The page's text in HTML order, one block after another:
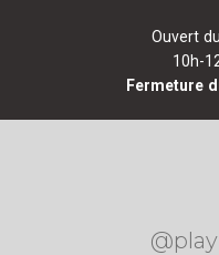
Ouvert
10h-
Fermeture